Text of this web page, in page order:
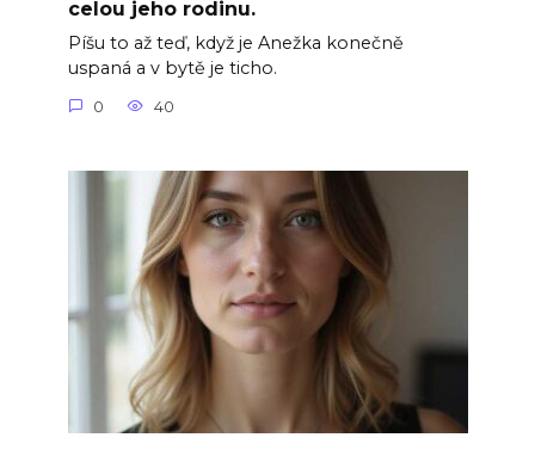
celou jeho rodinu.
Píšu to až teď, když je Anežka konečně
uspaná a v bytě je ticho.
0 40